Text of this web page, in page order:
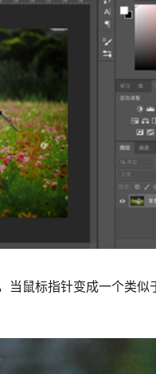
鼠标指针变成一个类